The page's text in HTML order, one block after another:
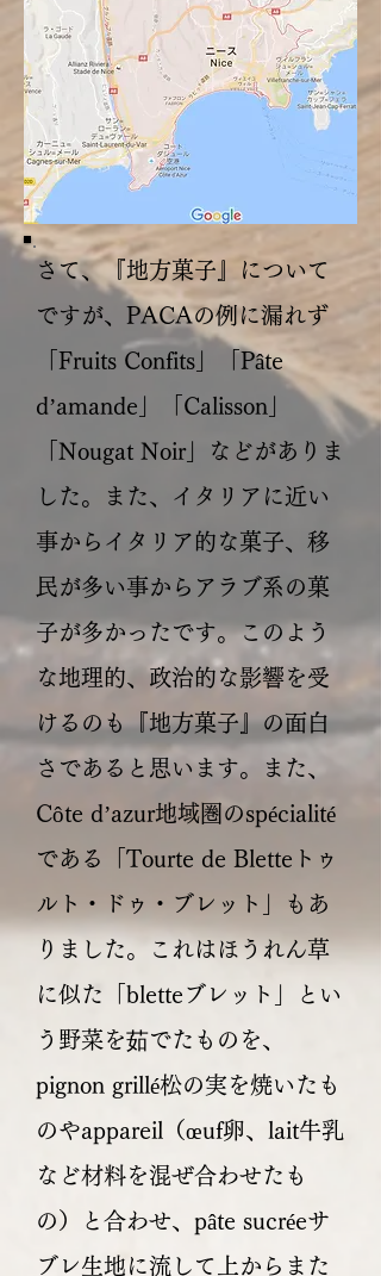
さて、『地方菓子』について
ですが、PACAの例に漏れず
「Fruits Confits」「Pâte
d’amande」「Calisson」
「Nougat Noir」などがありま
した。また、イタリアに近い
事からイタリア的な菓子、移
民が多い事からアラブ系の菓
子が多かったです。このよう
な地理的、政治的な影響を受
けるのも『地方菓子』の面白
さであると思います。また、
Côte d’azur地域圏のspécialité
である「Tourte de Bletteトゥ
ルト・ドゥ・ブレット」もあ
りました。これはほうれん草
に似た「bletteブレット」とい
う野菜を茹でたものを、
pignon grillé松の実を焼いたも
のやappareil（œuf卵、lait牛乳
など材料を混ぜ合わせたも
の）と合わせ、pâte sucréeサ
ブレ生地に流して上からまた